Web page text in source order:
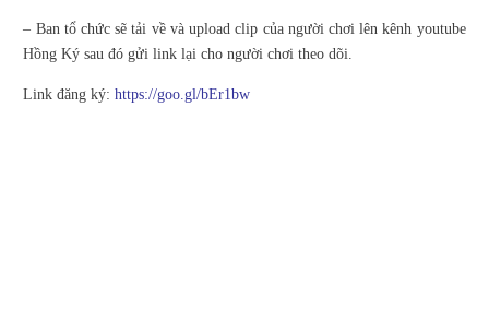
– Ban tổ chức sẽ tải về và upload clip của người chơi lên kênh youtube
Hồng Ký sau đó gửi link lại cho người chơi theo dõi.
Link đăng ký:https://goo.gl/bEr1bw